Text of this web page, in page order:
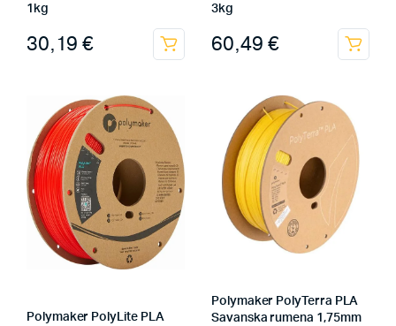
1kg
30,19 €
3kg
60,49 €
Polymaker PolyLite PLA
Polymaker PolyTerra PLA
Savanska rumena 1,75mm